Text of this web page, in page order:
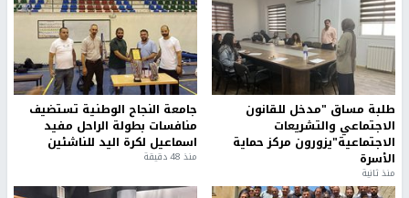
طلبة مساق "مدخل للقانون
الاجتماعي والتشريعات
الاجتماعية"يزورون مركز حماية
الأسرة
منذ ثانية
جامعة النجاح الوطنية تستضيف
منافسات بطولة الراحل مفيد
اسماعيل لكرة اليد للناشئين
منذ 48 دقيقة